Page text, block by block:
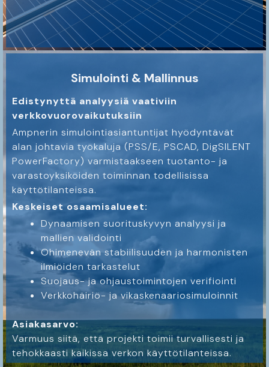
Simulointi & Mallinnus
Edistynyttä analyysiä vaativiin
verkkovuorovaikutuksiin
Ampnerin simulointiasiantuntijat hyödyntävät
alan johtavia työkaluja (PSS/E, PSCAD, DigSILENT
PowerFactory) varmistaakseen tuotanto- ja
varastoyksiköiden toiminnan todellisissa
käyttötilanteissa.
Keskeiset osaamisalueet:
Dynaamisen suorituskyvyn analyysi ja
mallien validointi
Ohimenevän stabiilisuuden ja harmonisten
ilmiöiden tarkastelut
Suojaus- ja ohjaustoimintojen verifiointi
Verkkohäiriö- ja vikaskenaariosimuloinnit
Asiakasarvo:
Varmuus siitä, että projekti toimii turvallisesti ja
tehokkaasti kaikissa verkon käyttötilanteissa.